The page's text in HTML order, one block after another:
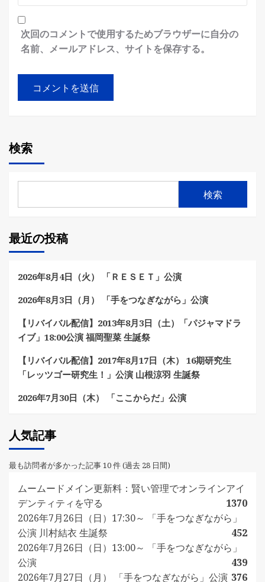
次回のコメントで使用するためブラウザーに自分の
名前、メールアドレス、サイトを保存する。
検索
検索
最近の投稿
2026年8月4日（火） 「ＲＥＳＥＴ」公演
2026年8月3日（月） 「手をつなぎながら」公演
【リバイバル配信】2013年8月3日（土）「パジャマドラ
イブ」18:00公演 福岡聖菜 生誕祭
【リバイバル配信】2017年8月17日（木） 16期研究生
「レッツゴー研究生！」公演 山根涼羽 生誕祭
2026年7月30日（木） 「ここからだ」公演
人気記事
最も訪問者が多かった記事 10 件 (過去 28 日間)
ムームードメイン更新料：賢い管理でオンラインアイ
デンティティを守る
1370
2026年7月26日（日）17:30～ 「手をつなぎながら」
公演 川村結衣 生誕祭
452
2026年7月26日（日）13:00～ 「手をつなぎながら」
公演
439
2026年7月27日（月） 「手をつなぎながら」公演 376